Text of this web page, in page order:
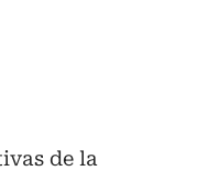
de la